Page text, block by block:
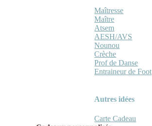
Maîtresse
Maître
Atsem
AESH/AVS
Nounou
Crèche
Prof de Danse
Entraineur de Foot
Autres idées
Carte Cadeau